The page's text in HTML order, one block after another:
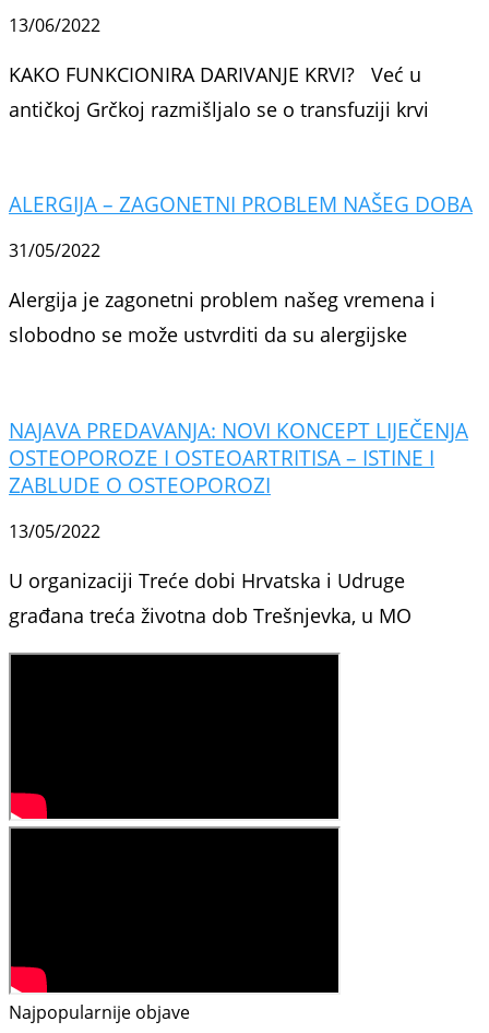
13/06/2022
KAKO FUNKCIONIRA DARIVANJE KRVI? Već u
antičkoj Grčkoj razmišljalo se o transfuziji krvi
ALERGIJA – ZAGONETNI PROBLEM NAŠEG DOBA
31/05/2022
Alergija je zagonetni problem našeg vremena i
slobodno se može ustvrditi da su alergijske
NAJAVA PREDAVANJA: NOVI KONCEPT LIJEČENJA
OSTEOPOROZE I OSTEOARTRITISA – ISTINE I
ZABLUDE O OSTEOPOROZI
13/05/2022
U organizaciji Treće dobi Hrvatska i Udruge
građana treća životna dob Trešnjevka, u MO
Najpopularnije objave